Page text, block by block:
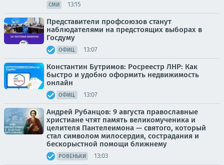
СМИ 13:15
Представители профсоюзов станут
наблюдателями на предстоящих выборах в
Госдуму
ОФИЦ. 13:07
Константин Бутримов: Росреестр ЛНР: Как
быстро и удобно оформить недвижимость
онлайн
ОФИЦ. 13:07
Андрей Рубанцов: 9 августа православные
христиане чтят память великомученика и
целителя Пантелеимона — святого, который
стал символом милосердия, сострадания и
бескорыстной помощи ближнему
РОВЕНЬКИ 13:03